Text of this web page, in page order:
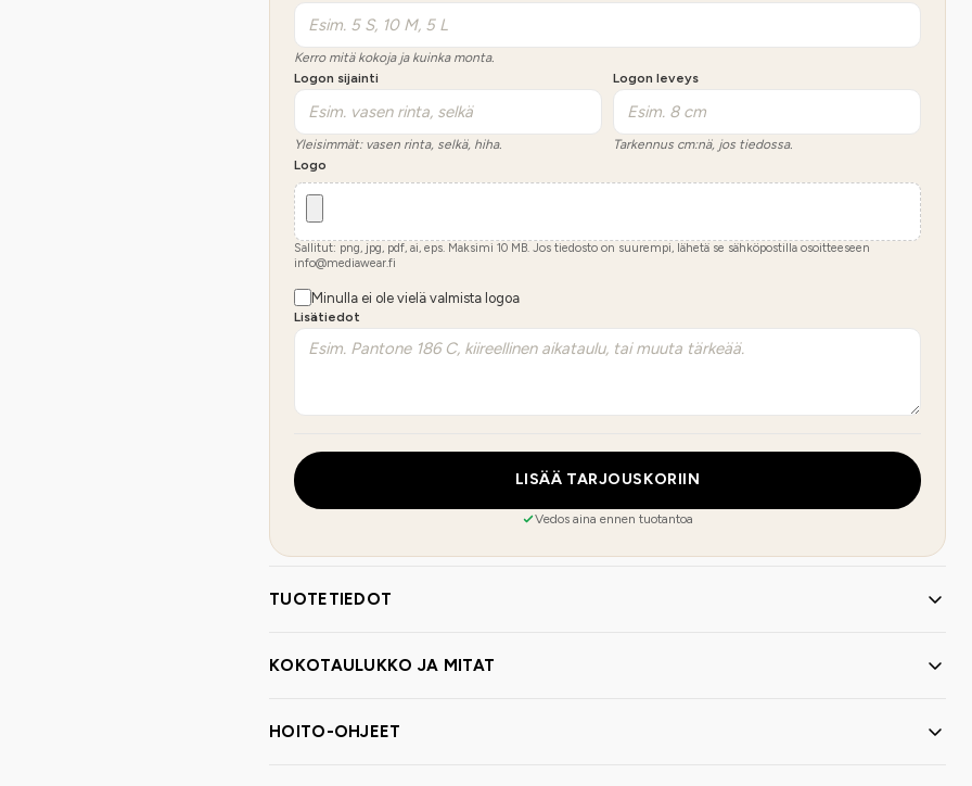
Kerro mitä kokoja ja kuinka monta.
Logon sijainti
Yleisimmät: vasen rinta, selkä, hiha.
Logon leveys
Tarkennus cm:nä, jos tiedossa.
Logo
Sallitut: png, jpg, pdf, ai, eps. Maksimi 10 MB. Jos tiedosto on suurempi, lähetä se sähköpostilla osoitteeseen
info@mediawear.fi
Minulla ei ole vielä valmista logoa
Lisätiedot
LISÄÄ TARJOUSKORIIN
Vedos aina ennen tuotantoa
TUOTETIEDOT
KOKOTAULUKKO JA MITAT
HOITO-OHJEET